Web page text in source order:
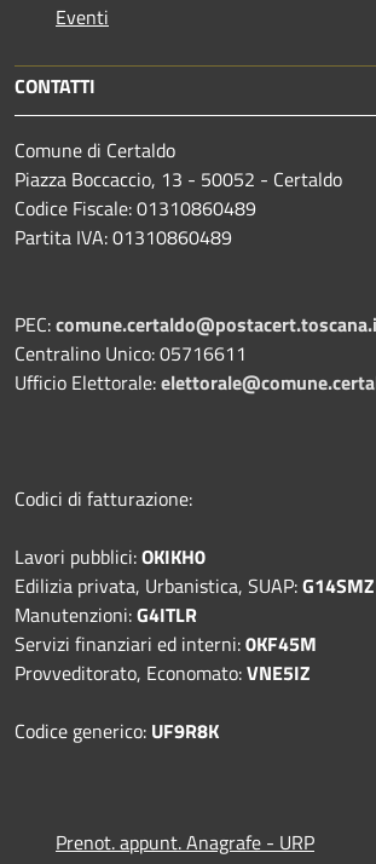
Eventi
CONTATTI
Comune di Certaldo
Piazza Boccaccio, 13 - 50052 - Certaldo
Codice Fiscale: 01310860489
Partita IVA: 01310860489
PEC:
Centralino Unico: 05716611
Ufficio Elettorale:
Codici di fatturazione:
Lavori pubblici:OKIKH0
Edilizia privata, Urbanistica, SUAP:G14SMZ
Manutenzioni:G4ITLR
Servizi finanziari ed interni:0KF45M
Provveditorato, Economato:VNE5IZ
Codice generico: UF9R8K
Prenot. appunt. Anagrafe - URP